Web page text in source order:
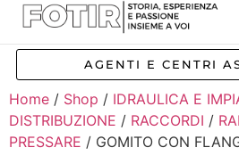
AGENTI E CENTRI
Home / Shop / IDRAULICA E
DISTRIBUZIONE / RACCORDI /
PRESSARE / GOMITO CON